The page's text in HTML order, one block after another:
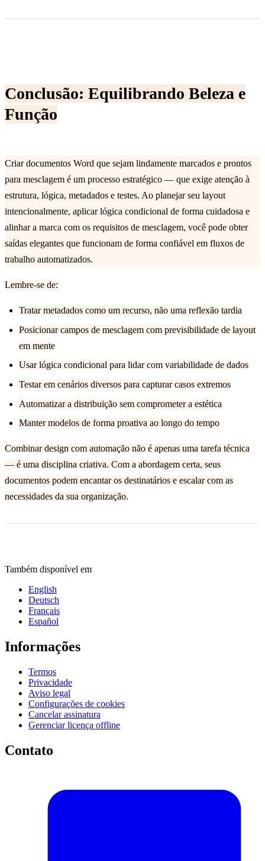
Conclusão: Equilibrando Beleza e
Função
Criar documentos Word que sejam lindamente marcados e prontos
para mesclagem é um processo estratégico — que exige atenção à
estrutura, lógica, metadados e testes. Ao planejar seu layout
intencionalmente, aplicar lógica condicional de forma cuidadosa e
alinhar a marca com os requisitos de mesclagem, você pode obter
saídas elegantes que funcionam de forma confiável em fluxos de
trabalho automatizados.
Lembre-se de:
Tratar metadados como um recurso, não uma reflexão tardia
Posicionar campos de mesclagem com previsibilidade de layout
em mente
Usar lógica condicional para lidar com variabilidade de dados
Testar em cenários diversos para capturar casos extremos
Automatizar a distribuição sem comprometer a estética
Manter modelos de forma proativa ao longo do tempo
Combinar design com automação não é apenas uma tarefa técnica
— é uma disciplina criativa. Com a abordagem certa, seus
documentos podem encantar os destinatários e escalar com as
necessidades da sua organização.
Também disponível em
English
Deutsch
Français
Español
Informações
Termos
Privacidade
Aviso legal
Configurações de cookies
Cancelar assinatura
Gerenciar licença offline
Contato